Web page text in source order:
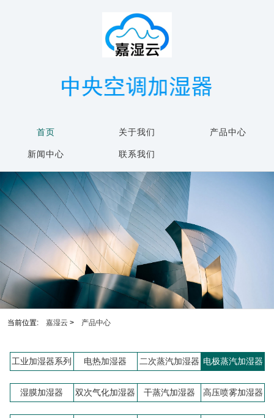
首页 关于我们 产品中心
新闻中心 联系我们
当前位置: 嘉湿云 > 产品中心
工业加湿器系列 电热加湿器 二次蒸汽加湿器 电极蒸汽加湿器
湿膜加湿器 双次气化加湿器 干蒸汽加湿器 高压喷雾加湿器